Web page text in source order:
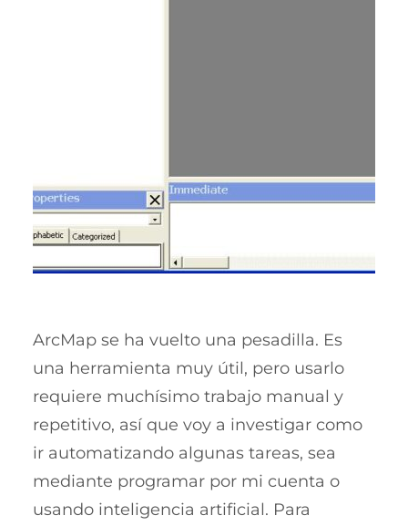
ArcMap se ha vuelto una pesadilla. Es
una herramienta muy útil, pero usarlo
requiere muchísimo trabajo manual y
repetitivo, así que voy a investigar como
ir automatizando algunas tareas, sea
mediante programar por mi cuenta o
usando inteligencia artificial. Para